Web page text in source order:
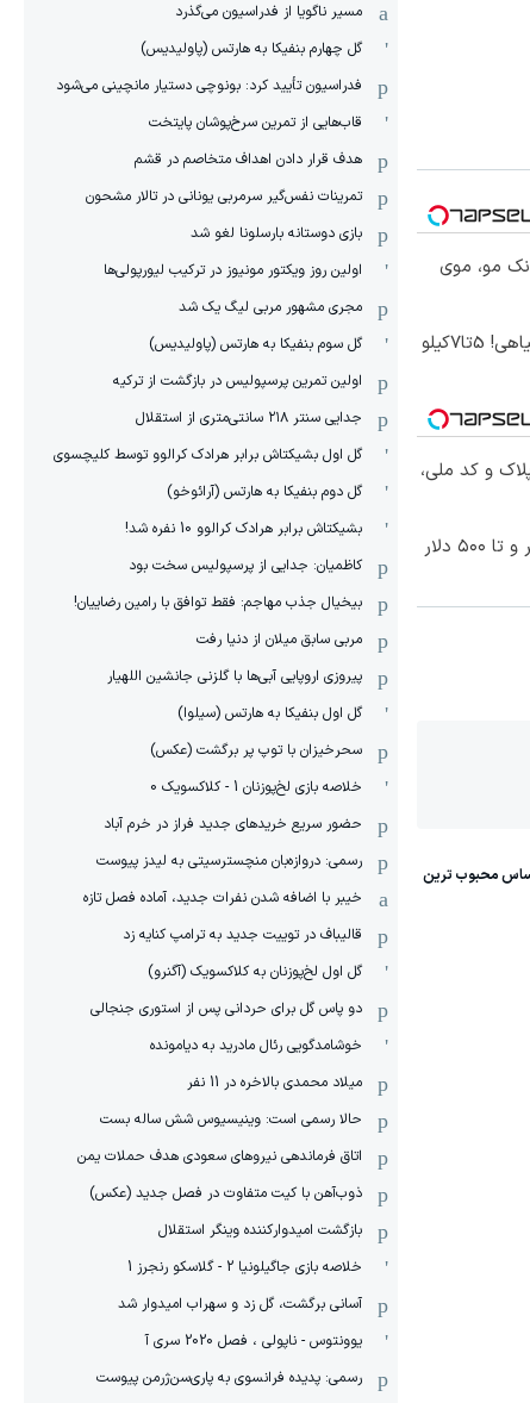
مو، موی
موثرترین روش کاهش وزن گیاهی! 5تا۷کیلو
و کد ملی،
معاملات فارکس اسپرد از صفر و تا ۵۰۰ دلار
مسیر ناگویا از فدراسیون می‌گذرد
گل چهارم بنفیکا به هارتس (پاولیدیس)
فدراسیون تأیید کرد: بونوچی دستیار مانچینی می‌شود
قاب‌هایی از تمرین سرخ‌پوشان پایتخت
هدف قرار دادن اهداف متخاصم در قشم
‏تمرینات نفس‌گیر سرمربی یونانی در تالار مشحون
بازی دوستانه بارسلونا لغو شد
اولین روز ویکتور مونیوز در ترکیب لیورپولی‌ها
مجری مشهور مربی لیگ یک شد
گل سوم بنفیکا به هارتس (پاولیدیس)
اولین تمرین پرسپولیس در بازگشت از ترکیه
جدایی سنتر ۲۱۸ سانتی‌متری از استقلال
گل اول بشیکتاش برابر هرادک کرالوو توسط کلیچسوی
گل دوم بنفیکا به هارتس (آرائوخو)
بشیکتاش برابر هرادک کرالوو 10 نفره شد!
کاظمیان: جدایی از پرسپولیس سخت بود
بیخیال جذب مهاجم: فقط توافق با رامین رضاییان!
مربی سابق میلان از دنیا رفت
پیروزی اروپایی آبی‌ها با گلزنی جانشین اللهیار
گل اول بنفیکا به هارتس (سیلوا)
سحرخیزان با توپ پر برگشت (عکس)
خلاصه بازی لخ‌پوزنان 1 - کلاکسویک 0
حضور سریع خریدهای جدید فراز در خرم آباد
رسمی: دروازه‌بان منچسترسیتی به لیدز پیوست
خیبر با اضافه شدن نفرات جدید، آماده فصل تازه
قالیباف در توییت جدید به ترامپ کنایه زد
گل اول لخ‌پوزنان به کلاکسویک (آگنرو)
دو پاس گل برای حردانی پس از استوری جنجالی
خوشامدگویی رئال مادرید به دیامونده
میلاد محمدی بالاخره در 11 نفر
حالا رسمی است: وینیسیوس شش ساله بست
اتاق فرماندهی نیروهای سعودی هدف حملات یمن
ذوب‌آهن با کیت متفاوت در فصل جدید (عکس)
بازگشت امیدوارکننده وینگر استقلال
خلاصه بازی جاگیلونیا 2 - گلاسکو رنجرز 1
آسانی برگشت، گل زد و سهراب امیدوار شد
یوونتوس - ناپولی ، فصل 2020 سری آ
رسمی: پدیده فرانسوی به پاری‌سن‌ژرمن پیوست